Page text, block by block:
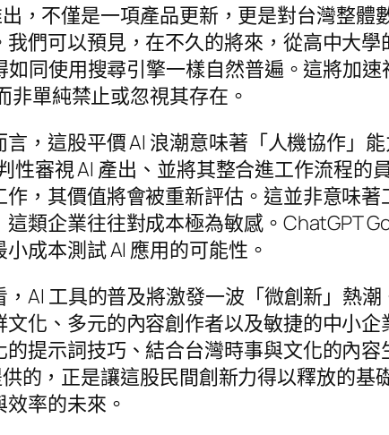
，不僅是一項產品更新，更是對台灣整
我們可以預見，在不久的將來，從高中大
如同使用搜尋引擎一樣自然普遍。這將加
非單純禁止或忽視其存在。
，這股平價 AI 浪潮意味著「人機協作」
性審視 AI 產出、並將其整合進工作流程
，其價值將會被重新評估。這並非意味
類企業往往對成本極為敏感。ChatGPT
成本測試 AI 應用的可能性。
AI 工具的普及將激發一波「微創新」熱
文化、多元的內容創作者以及敏捷的中小
提示詞技巧、結合台灣時事與文化的內
的，正是讓這股民間創新力得以釋放的
率的未來。